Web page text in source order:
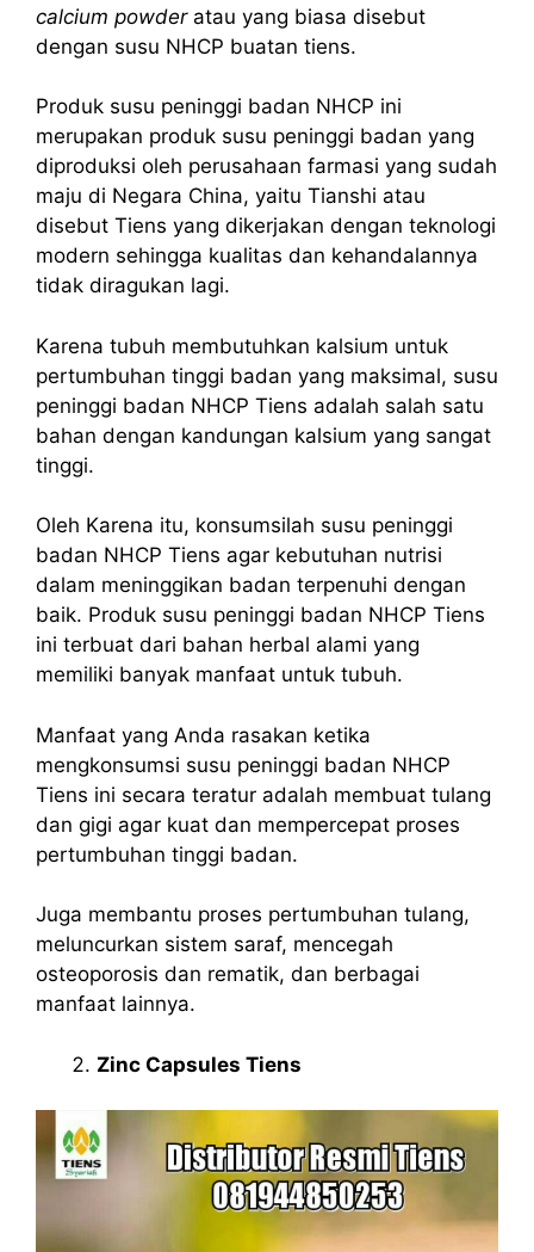
calcium powderatau yang biasa disebut
dengan susu NHCP buatan tiens.
Produk susu peninggi badan NHCP ini
merupakan produk susu peninggi badan yang
diproduksi oleh perusahaan farmasi yang sudah
maju di Negara China, yaitu Tianshi atau
disebut Tiens yang dikerjakan dengan teknologi
modern sehingga kualitas dan kehandalannya
tidak diragukan lagi.
Karena tubuh membutuhkan kalsium untuk
pertumbuhan tinggi badan yang maksimal, susu
peninggi badan NHCP Tiens adalah salah satu
bahan dengan kandungan kalsium yang sangat
tinggi.
Oleh Karena itu, konsumsilah susu peninggi
badan NHCP Tiens agar kebutuhan nutrisi
dalam meninggikan badan terpenuhi dengan
baik. Produk susu peninggi badan NHCP Tiens
ini terbuat dari bahan herbal alami yang
memiliki banyak manfaat untuk tubuh.
Manfaat yang Anda rasakan ketika
mengkonsumsi susu peninggi badan NHCP
Tiens ini secara teratur adalah membuat tulang
dan gigi agar kuat dan mempercepat proses
pertumbuhan tinggi badan.
Juga membantu proses pertumbuhan tulang,
meluncurkan sistem saraf, mencegah
osteoporosis dan rematik, dan berbagai
manfaat lainnya.
Zinc Capsules Tiens